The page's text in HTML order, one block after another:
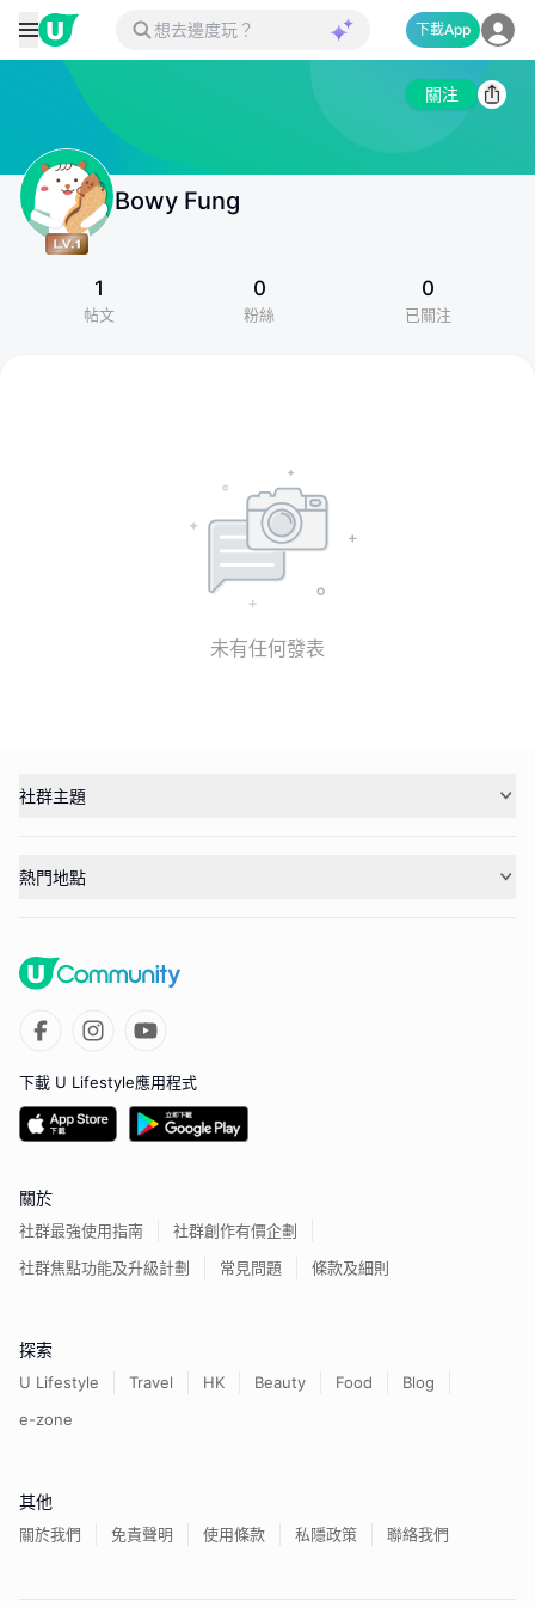
下載App
關注
Bowy Fung
1
帖文
0
粉絲
0
已關注
未有任何發表
社群主題
熱門地點
下載 U Lifestyle應用程式
關於
社群最強使用指南
社群創作有價企劃
社群焦點功能及升級計劃
常見問題 條款及細則
探索
U Lifestyle Travel HK Beauty Food
Blog
e-zone
其他
關於我們 免責聲明 使用條款 私隱政策 聯絡我們